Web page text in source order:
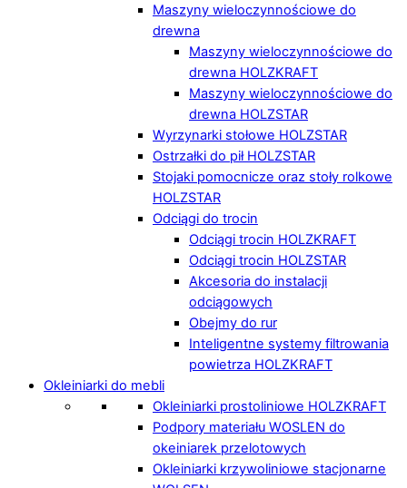
Maszyny wieloczynnościowe do
drewna
Maszyny wieloczynnościowe do
drewna HOLZKRAFT
Maszyny wieloczynnościowe do
drewna HOLZSTAR
Wyrzynarki stołowe HOLZSTAR
Ostrzałki do pił HOLZSTAR
Stojaki pomocnicze oraz stoły rolkowe
HOLZSTAR
Odciągi do trocin
Odciągi trocin HOLZKRAFT
Odciągi trocin HOLZSTAR
Akcesoria do instalacji
odciągowych
Obejmy do rur
Inteligentne systemy filtrowania
powietrza HOLZKRAFT
Okleiniarki do mebli
Okleiniarki prostoliniowe HOLZKRAFT
Podpory materiału WOSLEN do
okeiniarek przelotowych
Okleiniarki krzywoliniowe stacjonarne